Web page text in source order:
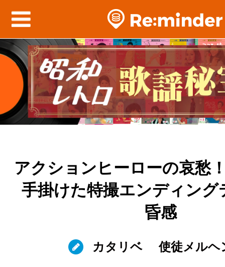
アクションヒーローの哀愁
手掛けた特撮エンディング
昏感
カタリベ 使徒メルヘ